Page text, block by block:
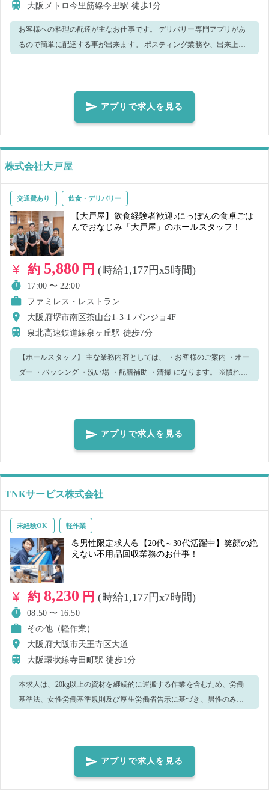
大阪メトロ今里筋線今里駅 徒歩1分
お客様への料理の配達が主なお仕事です。 デリバリー専門アプリがあ
るので簡単に配達する事が出来ます。 ポスティング業務や、出来上が
よっては他の業務を実施していただくことがあります。 ★スマホ貸
与：すかいらーく仕様にカスタマイズされたアプリが入ったスマホを
業務開始前に貸与します。 (専用の地図やナビもスマホに入っていま
す) ★配達手段：三輪原付スクーターです。必要な運転免許証は原付免
許です。
アプリで求人を見る
株式会社大戸屋
交通費あり 飲食・デリバリー
【大戸屋】飲食経験者歓迎♪にっぽんの食卓ごは
んでおなじみ「大戸屋」のホールスタッフ！
約 5,880 円(時給1,177円x5時間)
17:00 〜 22:00
ファミレス・レストラン
大阪府堺市南区茶山台1-3-1 パンジョ4F
泉北高速鉄道線泉ヶ丘駅 徒歩7分
【ホールスタッフ】 主な業務内容としては、 ・お客様のご案内 ・オー
ダー ・バッシング ・洗い場 ・配膳補助 ・清掃 になります。 ※慣れて
い♪ 優しく丁寧に教えますのでご安心ください。 笑顔で元気よく楽し
みながら仕事しましょう！ まかない補助あり！ ⇒1400円以下（税込
み）の定食は500円で食べることができます！
アプリで求人を見る
TNKサービス株式会社
未経験OK 軽作業
💪男性限定求人💪【20代～30代活躍中】笑顔の絶
えない不用品回収業務のお仕事！
約 8,230 円(時給1,177円x7時間)
08:50 〜 16:50
その他（軽作業）
大阪府大阪市天王寺区大道
大阪環状線寺田町駅徒歩1分
本求人は、20kg以上の資材を継続的に運搬する作業を含むため、労働
基準法、女性労働基準規則及び厚生労働省告示に基づき、男性のみの
在のお宅での作業 ・ダンボールや家具の搬出 ・家電の搬出 お客様のご
希望に合わせて作業を行います。運び出すものの順番は先輩スタッフ
が指示を出していきます。 ～車で引越先まで移動～ ※運転なし！ ※当
日はお客様のご自宅での作業が発生致します。 こちらの指示に従わな
アプリで求人を見る